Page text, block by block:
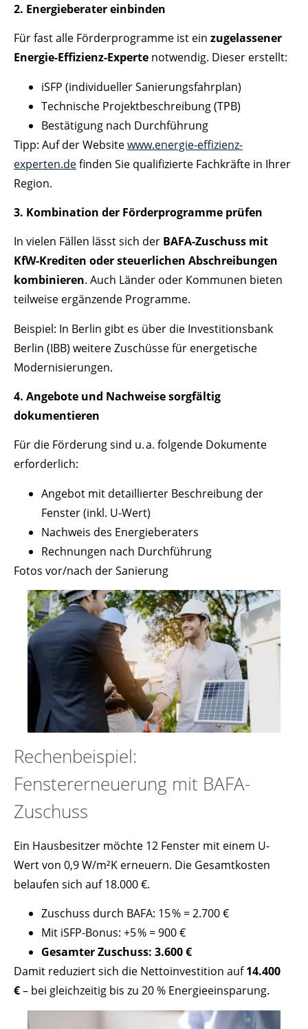
2. Energieberater einbinden
Für fast alle Förderprogramme ist ein zugelassener
Energie-Effizienz-Experte notwendig. Dieser erstellt:
iSFP (individueller Sanierungsfahrplan)
Technische Projektbeschreibung (TPB)
Bestätigung nach Durchführung
Tipp: Auf der Websitewww.energie-effizienz-
experten.definden Sie qualifizierte Fachkräfte in Ihrer
Region.
3. Kombination der Förderprogramme prüfen
In vielen Fällen lässt sich der BAFA-Zuschuss mit
KfW-Krediten oder steuerlichen Abschreibungen
kombinieren. Auch Länder oder Kommunen bieten
teilweise ergänzende Programme.
Beispiel: In Berlin gibt es über die Investitionsbank
Berlin (IBB) weitere Zuschüsse für energetische
Modernisierungen.
4. Angebote und Nachweise sorgfältig
dokumentieren
Für die Förderung sind u. a. folgende Dokumente
erforderlich:
Angebot mit detaillierter Beschreibung der
Fenster (inkl. U-Wert)
Nachweis des Energieberaters
Rechnungen nach Durchführung
Fotos vor/nach der Sanierung
Rechenbeispiel:
Fenstererneuerung mit BAFA-
Zuschuss
Ein Hausbesitzer möchte 12 Fenster mit einem U-
Wert von 0,9 W/m²K erneuern. Die Gesamtkosten
belaufen sich auf 18.000 €.
Zuschuss durch BAFA: 15 % = 2.700 €
Mit iSFP-Bonus: +5 % = 900 €
Gesamter Zuschuss: 3.600 €
Damit reduziert sich die Nettoinvestition auf14.400
€– bei gleichzeitig bis zu 20 % Energieeinsparung.